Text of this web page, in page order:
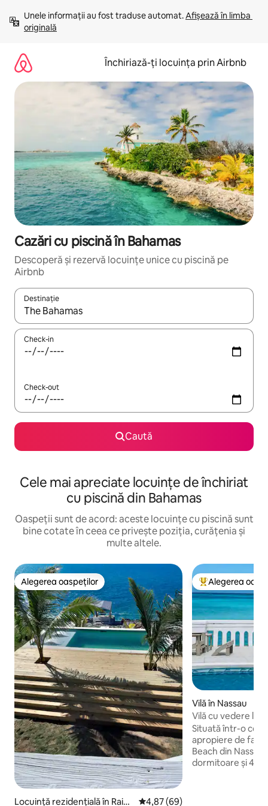
mergi
conținut
Unele informații au fost traduse automat. Afișează în limba
originală
Închiriază-ți locuința prin Airbnb
Cazări cu piscină în Bahamas
Descoperă și rezervă locuințe unice cu piscină pe
Airbnb
Destinație
Când se încarcă rezultatele, navighează folosind tastele
Check-in
Check-out
Caută
Cele mai apreciate locuințe de închiriat
cu piscină din Bahamas
Oaspeții sunt de acord: aceste locuințe cu piscină sunt
bine cotate în ceea ce privește poziția, curățenia și
multe altele.
Alegerea oaspeților
Alegerea oaspeților
Locuință rezidențială în Rainb
Scor mediu de 4,87 din 5, 69
4,87 (69)
Locuință din
Alegerea
Vilă în Nassau
Vilă cu vedere la
priveliști uimitoare
Situată într-o
apropiere de
Beach din
dormitoare și 4